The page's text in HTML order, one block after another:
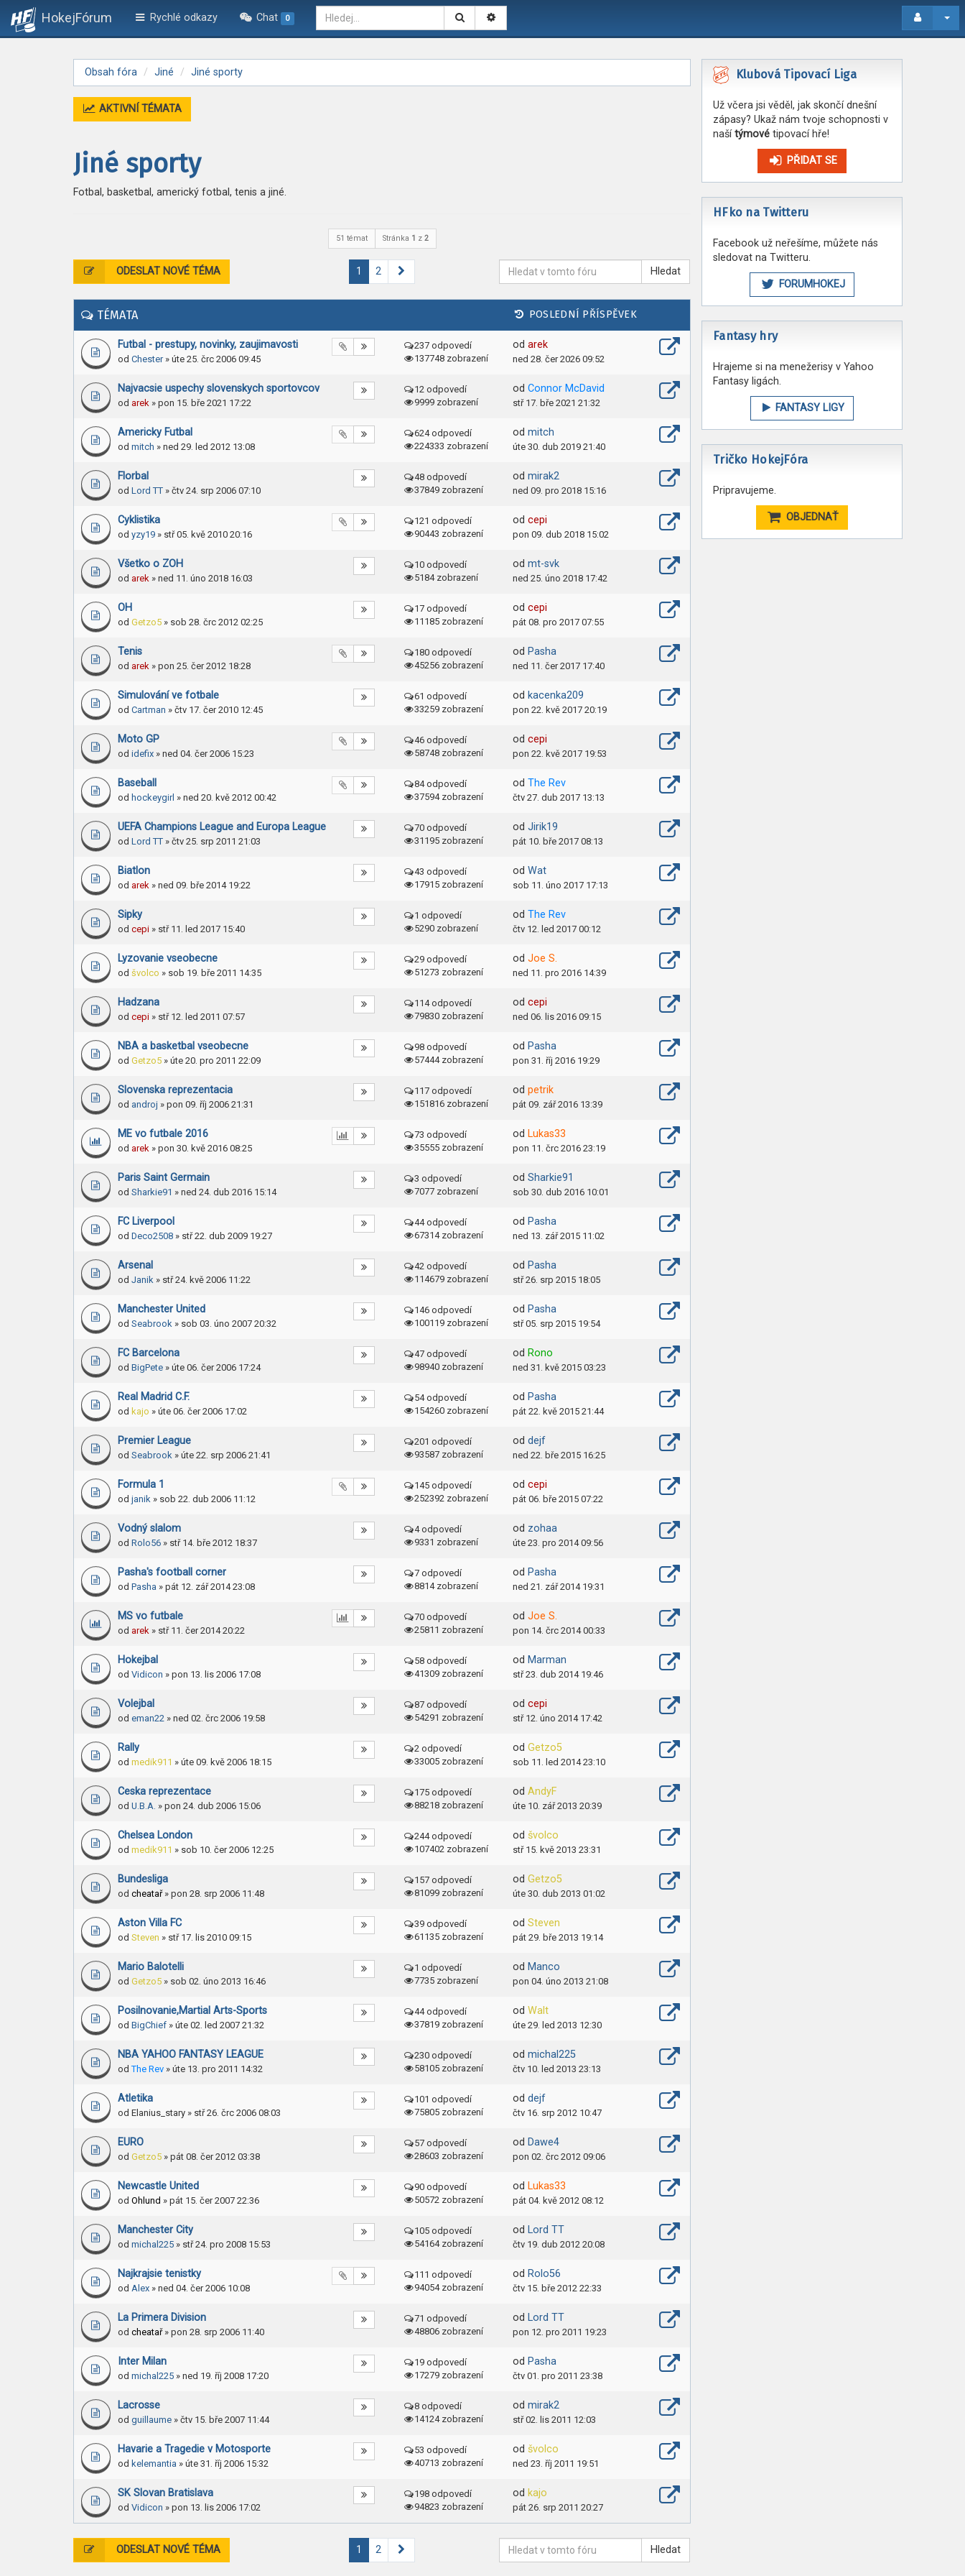
HokejFórum Rychlé odkazy Chat 0
Obsah fóra Jiné Jiné sporty
AKTIVNÍ TÉMATA
Jiné sporty
Fotbal, basketbal, americký fotbal, tenis a jiné.
51 témat Stránka 1 z 2
ODESLAT NOVÉ TÉMA 1 2 Další Hledat
TÉMATA POSLEDNÍ PŘÍSPĚVEK
Futbal - prestupy, novinky, zaujimavosti
od Chester» úte 25. črc 2006 09:45
237 odpovedí
137748 zobrazení
od arek
ned 28. čer 2026 09:52
Najvacsie uspechy slovenskych sportovcov
od arek» pon 15. bře 2021 17:22
12 odpovedí
9999 zobrazení
od Connor McDavid
stř 17. bře 2021 21:32
Americky Futbal
od mitch » ned 29. led 2012 13:08
624 odpovedí
224333 zobrazení
od mitch
úte 30. dub 2019 21:40
Florbal
od Lord TT» čtv 24. srp 2006 07:10
48 odpovedí
37849 zobrazení
od mirak2
ned 09. pro 2018 15:16
Cyklistika
od yzy19» stř 05. kvě 2010 20:16
121 odpovedí
90443 zobrazení
od cepi
pon 09. dub 2018 15:02
Všetko o ZOH
od arek» ned 11. úno 2018 16:03
10 odpovedí
5184 zobrazení
od mt-svk
ned 25. úno 2018 17:42
OH
od Getzo5» sob 28. črc 2012 02:25
17 odpovedí
11185 zobrazení
od cepi
pát 08. pro 2017 07:55
Tenis
od arek» pon 25. čer 2012 18:28
180 odpovedí
45256 zobrazení
od Pasha
ned 11. čer 2017 17:40
Simulování ve fotbale
od Cartman » čtv 17. čer 2010 12:45
61 odpovedí
33259 zobrazení
od kacenka209
pon 22. kvě 2017 20:19
Moto GP
od idefix» ned 04. čer 2006 15:23
46 odpovedí
58748 zobrazení
od cepi
pon 22. kvě 2017 19:53
Baseball
od hockeygirl » ned 20. kvě 2012 00:42
84 odpovedí
37594 zobrazení
od The Rev
čtv 27. dub 2017 13:13
UEFA Champions League and Europa League
od Lord TT» čtv 25. srp 2011 21:03
70 odpovedí
31195 zobrazení
od Jirik19
pát 10. bře 2017 08:13
Biatlon
od arek» ned 09. bře 2014 19:22
43 odpovedí
17915 zobrazení
od Wat
sob 11. úno 2017 17:13
Sipky
od cepi» stř 11. led 2017 15:40
1 odpovedí
5290 zobrazení
od The Rev
čtv 12. led 2017 00:12
Lyzovanie vseobecne
od švolco » sob 19. bře 2011 14:35
29 odpovedí
51273 zobrazení
od Joe S.
ned 11. pro 2016 14:39
Hadzana
od cepi» stř 12. led 2011 07:57
114 odpovedí
79830 zobrazení
od cepi
ned 06. lis 2016 09:15
NBA a basketbal vseobecne
od Getzo5» úte 20. pro 2011 22:09
98 odpovedí
57444 zobrazení
od Pasha
pon 31. říj 2016 19:29
Slovenska reprezentacia
od androj » pon 09. říj 2006 21:31
117 odpovedí
151816 zobrazení
od petrik
pát 09. zář 2016 13:39
ME vo futbale 2016
od arek» pon 30. kvě 2016 08:25
73 odpovedí
35555 zobrazení
od Lukas33
pon 11. črc 2016 23:19
Paris Saint Germain
od Sharkie91 » ned 24. dub 2016 15:14
3 odpovedí
7077 zobrazení
od Sharkie91
sob 30. dub 2016 10:01
FC Liverpool
od Deco2508» stř 22. dub 2009 19:27
44 odpovedí
67314 zobrazení
od Pasha
ned 13. zář 2015 11:02
Arsenal
od Janik» stř 24. kvě 2006 11:22
42 odpovedí
114679 zobrazení
od Pasha
stř 26. srp 2015 18:05
Manchester United
od Seabrook» sob 03. úno 2007 20:32
146 odpovedí
100119 zobrazení
od Pasha
stř 05. srp 2015 19:54
FC Barcelona
od BigPete» úte 06. čer 2006 17:24
47 odpovedí
98940 zobrazení
od Rono
ned 31. kvě 2015 03:23
Real Madrid C.F.
od kajo » úte 06. čer 2006 17:02
54 odpovedí
154260 zobrazení
od Pasha
pát 22. kvě 2015 21:44
Premier League
od Seabrook» úte 22. srp 2006 21:41
201 odpovedí
93587 zobrazení
od dejf
ned 22. bře 2015 16:25
Formula 1
od janik» sob 22. dub 2006 11:12
145 odpovedí
252392 zobrazení
od cepi
pát 06. bře 2015 07:22
Vodný slalom
od Rolo56» stř 14. bře 2012 18:37
4 odpovedí
9331 zobrazení
od zohaa
úte 23. pro 2014 09:56
Pasha's football corner
od Pasha» pát 12. zář 2014 23:08
7 odpovedí
8814 zobrazení
od Pasha
ned 21. zář 2014 19:31
MS vo futbale
od arek» stř 11. čer 2014 20:22
70 odpovedí
25811 zobrazení
od Joe S.
pon 14. črc 2014 00:33
Hokejbal
od Vidicon » pon 13. lis 2006 17:08
58 odpovedí
41309 zobrazení
od Marman
stř 23. dub 2014 19:46
Volejbal
od eman22» ned 02. črc 2006 19:58
87 odpovedí
54291 zobrazení
od cepi
stř 12. úno 2014 17:42
Rally
od medik911 » úte 09. kvě 2006 18:15
2 odpovedí
33005 zobrazení
od Getzo5
sob 11. led 2014 23:10
Ceska reprezentace
od U.B.A. » pon 24. dub 2006 15:06
175 odpovedí
88218 zobrazení
od AndyF
úte 10. zář 2013 20:39
Chelsea London
od medik911 » sob 10. čer 2006 12:25
244 odpovedí
107402 zobrazení
od švolco
stř 15. kvě 2013 23:31
Bundesliga
od cheatař» pon 28. srp 2006 11:48
157 odpovedí
81099 zobrazení
od Getzo5
úte 30. dub 2013 01:02
Aston Villa FC
od Steven » stř 17. lis 2010 09:15
39 odpovedí
61135 zobrazení
od Steven
pát 29. bře 2013 19:14
Mario Balotelli
od Getzo5» sob 02. úno 2013 16:46
1 odpovedí
7735 zobrazení
od Manco
pon 04. úno 2013 21:08
Posilnovanie,Martial Arts-Sports
od BigChief» úte 02. led 2007 21:32
44 odpovedí
37819 zobrazení
od Walt
úte 29. led 2013 12:30
NBA YAHOO FANTASY LEAGUE
odThe Rev» úte 13. pro 2011 14:32
230 odpovedí
58105 zobrazení
od michal225
čtv 10. led 2013 23:13
Atletika
od Elanius_stary» stř 26. črc 2006 08:03
101 odpovedí
75805 zobrazení
od dejf
čtv 16. srp 2012 10:47
EURO
od Getzo5» pát 08. čer 2012 03:38
57 odpovedí
28603 zobrazení
od Dawe4
pon 02. črc 2012 09:06
Newcastle United
od Ohlund » pát 15. čer 2007 22:36
90 odpovedí
50572 zobrazení
od Lukas33
pát 04. kvě 2012 08:12
Manchester City
od michal225» stř 24. pro 2008 15:53
105 odpovedí
54164 zobrazení
od Lord TT
čtv 19. dub 2012 20:08
Najkrajsie tenistky
od Alex» ned 04. čer 2006 10:08
111 odpovedí
94054 zobrazení
od Rolo56
čtv 15. bře 2012 22:33
La Primera Division
od cheatař» pon 28. srp 2006 11:40
71 odpovedí
48806 zobrazení
od Lord TT
pon 12. pro 2011 19:23
Inter Milan
od michal225» ned 19. říj 2008 17:20
19 odpovedí
17279 zobrazení
od Pasha
čtv 01. pro 2011 23:38
Lacrosse
od guillaume» čtv 15. bře 2007 11:44
8 odpovedí
14124 zobrazení
od mirak2
stř 02. lis 2011 12:03
Havarie a Tragedie v Motosporte
od kelemantia» úte 31. říj 2006 15:32
53 odpovedí
40713 zobrazení
od švolco
ned 23. říj 2011 19:51
SK Slovan Bratislava
od Vidicon » pon 13. lis 2006 17:02
198 odpovedí
94823 zobrazení
od kajo
pát 26. srp 2011 20:27
ODESLAT NOVÉ TÉMA 1 2 Další Hledat
Klubová Tipovací Liga
Už včera jsi věděl, jak skončí dnešní
zápasy? Ukaž nám tvoje schopnosti v
našítýmové tipovací hře!
PŘIDAT SE
HFko na Twitteru
Facebook už neřešíme, můžete nás
sledovat na Twitteru.
FORUMHOKEJ
Fantasy hry
Hrajeme si na menežerisy v Yahoo
Fantasy ligách.
FANTASY LIGY
Tričko HokejFóra
Pripravujeme.
OBJEDNAŤ